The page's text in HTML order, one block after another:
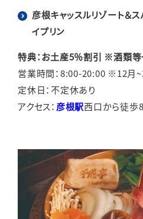
彦根キャッスルリゾート＆
イプリン
特典：お土産5％割引 ※酒類
営業時間：8:00-20:00 ※12月
定休日：不定休あり
アクセス： 彦根駅西口から徒歩